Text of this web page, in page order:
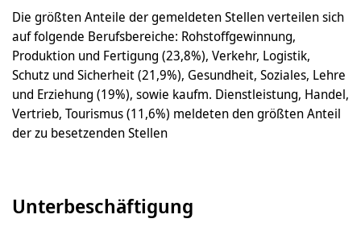
Die größten Anteile der gemeldeten Stellen verteilen sich
auf folgende Berufsbereiche: Rohstoffgewinnung,
Produktion und Fertigung (23,8%), Verkehr, Logistik,
Schutz und Sicherheit (21,9%), Gesundheit, Soziales, Lehre
und Erziehung (19%), sowie kaufm. Dienstleistung, Handel,
Vertrieb, Tourismus (11,6%) meldeten den größten Anteil
der zu besetzenden Stellen
Unterbeschäftigung